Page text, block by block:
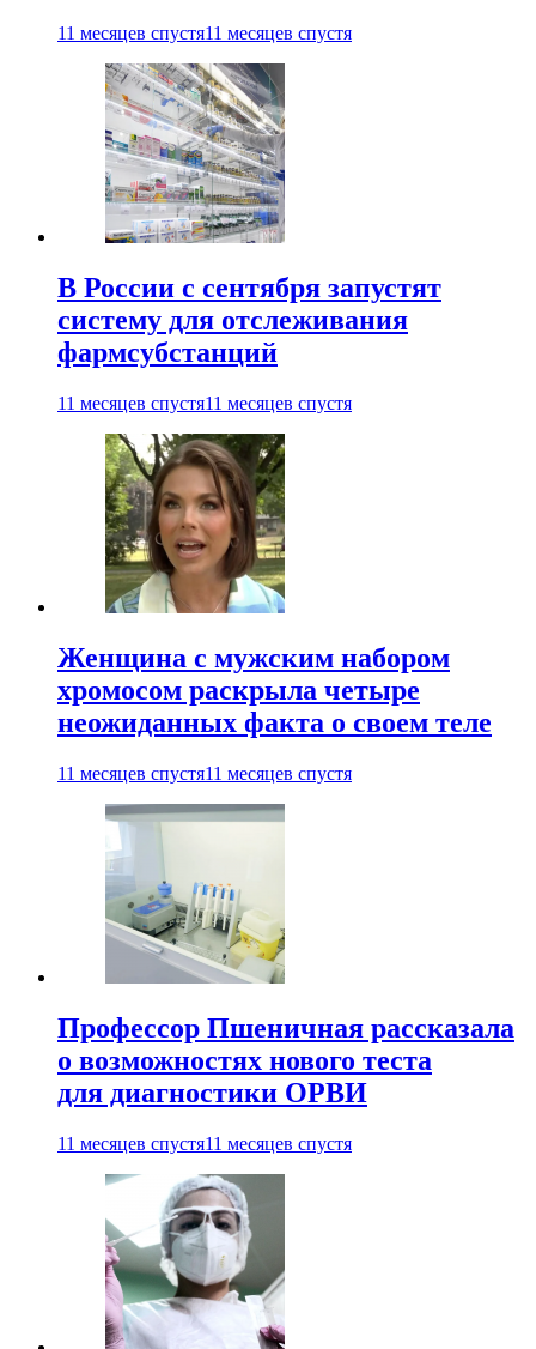
11 месяцев спустя11 месяцев спустя
В России с сентября запустят
систему для отслеживания
фармсубстанций
11 месяцев спустя11 месяцев спустя
Женщина с мужским набором
хромосом раскрыла четыре
неожиданных факта о своем теле
11 месяцев спустя11 месяцев спустя
Профессор Пшеничная рассказала
о возможностях нового теста
для диагностики ОРВИ
11 месяцев спустя11 месяцев спустя